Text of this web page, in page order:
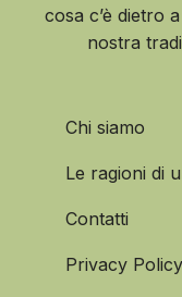
cosa c’è dietro
nostra
Chi siamo
Le ragioni di
Contatti
Privacy Policy